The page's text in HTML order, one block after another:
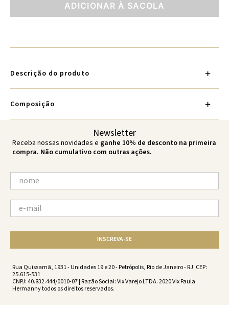
ADICIONAR À SACOLA
Descrição do produto
Composição
Newsletter
Receba nossas novidades e ganhe 10% de desconto na primeira
compra. Não cumulativo com outras ações.
INSCREVA-SE
Rua Quissamã, 1931 - Unidades 19 e 20 - Petrópolis, Rio de Janeiro - RJ. CEP:
25.615-531
CNPJ: 40.832.444/0010-07 | Razão Social: Vix Varejo LTDA. 2020 Vix Paula
Hermanny todos os direitos reservados.